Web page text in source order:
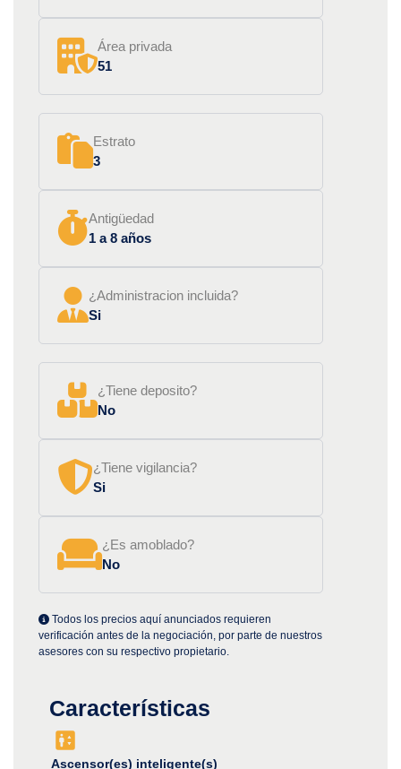
Área privada
51
Estrato
3
Antigüedad
1 a 8 años
¿Administracion incluida?
Si
¿Tiene deposito?
No
¿Tiene vigilancia?
Si
¿Es amoblado?
No
Todos los precios aquí anunciados requieren
verificación antes de la negociación, por parte de nuestros
asesores con su respectivo propietario.
Características
Ascensor(es) inteligente(s)